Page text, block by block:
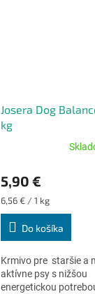
Josera Dog
kg
produktu
je
5,0
5,90 €
Jednotková
cena:
6,56 € / 1 kg
Do košíka
Krmivo pre staršie a
aktívne psy s nižšou
energetickou